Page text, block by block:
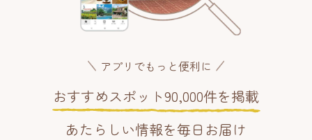
アプリでもっと便利に
おすすめスポット90,000件を掲載
あたらしい情報を毎日お届け